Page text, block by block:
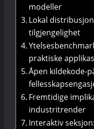
modeller
Lokal
tilgjengelighet
praktiske
Åpen kildekode-
Fremtidige
industritrender
Interaktiv